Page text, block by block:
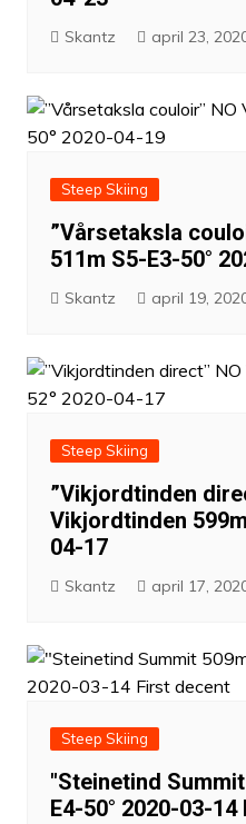
Skantz april 23,
Steep Skiing
”Vårsetaksla
511m S5-E3-50°
Skantz april 19,
Steep Skiing
”Vikjordtinden
Vikjordtinden
04-17
Skantz april 17,
Steep Skiing
"Steinetind
E4-50° 2020-03-